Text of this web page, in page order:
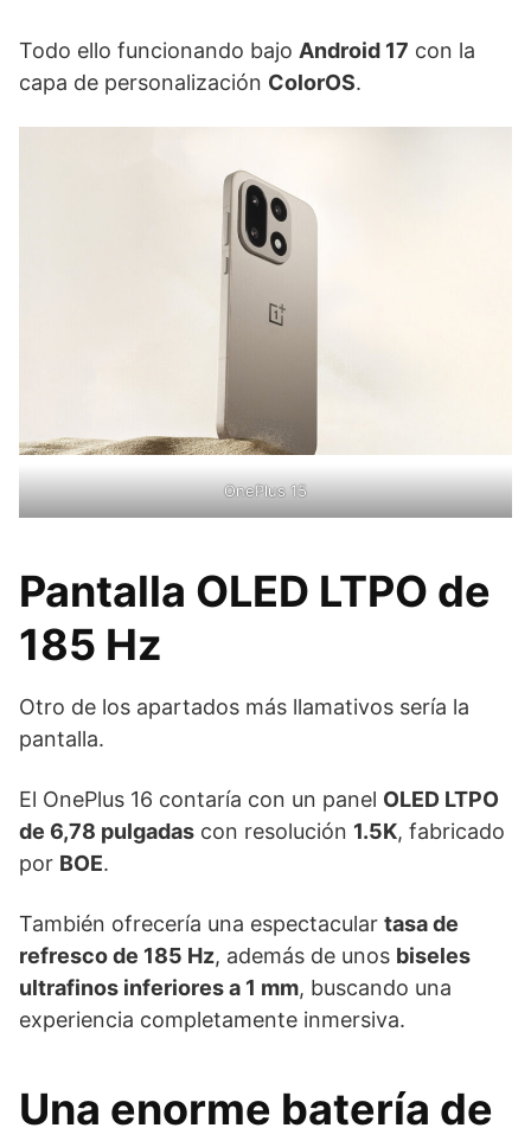
Todo ello funcionando bajo Android 17 con la
capa de personalización ColorOS.
OnePlus 15
Pantalla OLED LTPO de
185 Hz
Otro de los apartados más llamativos sería la
pantalla.
El OnePlus 16 contaría con un panel OLED LTPO
de 6,78 pulgadas con resolución 1.5K, fabricado
por BOE.
También ofrecería una espectacular tasa de
refresco de 185 Hz, además de unos biseles
ultrafinos inferiores a 1 mm, buscando una
experiencia completamente inmersiva.
Una enorme batería de